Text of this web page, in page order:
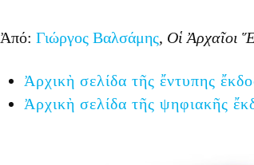
Ἀπό: Γιώργος Βαλσάμης, Οἱ Ἀρχαῖοι
Ἀρχικὴ σελίδα τῆς ἔντυπης
Ἀρχικὴ σελίδα τῆς ψηφιακῆς